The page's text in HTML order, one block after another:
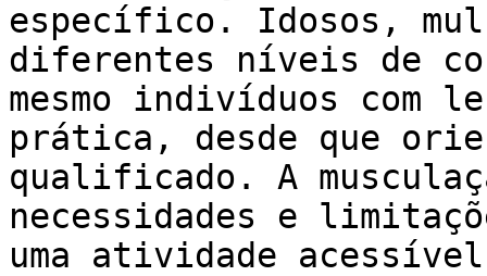
específico. Idosos,
diferentes níveis de
mesmo indivíduos com
prática, desde que
qualificado. A
necessidades e
uma atividade